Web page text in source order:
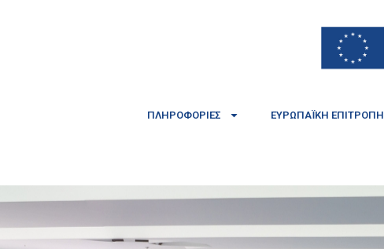
ΠΛΗΡΟΦΟΡΊΕΣ ΕΥΡΩΠΑΪΚΉ ΕΠΙΤΡΟΠΉ